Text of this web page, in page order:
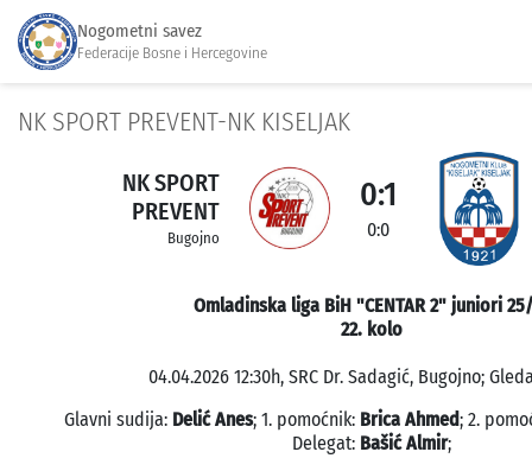
Nogometni savez
Federacije Bosne i Hercegovine
NK SPORT PREVENT-NK KISELJAK
NK SPORT
PREVENT
Bugojno
0:1
0:0
Omladinska liga BiH "CENTAR 2" juniori
22. kolo
04.04.2026 12:30h, SRC Dr. Sadagić, Bugojno;
Glavni sudija: Delić Anes; 1. pomoćnik: Brica Ahmed; 2.
Delegat: Bašić Almir;